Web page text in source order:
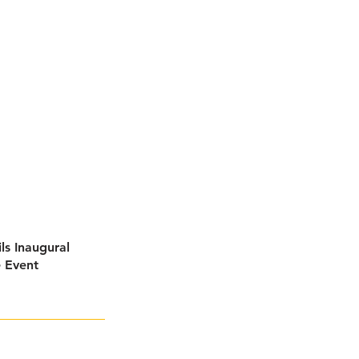
Inaugural
Event